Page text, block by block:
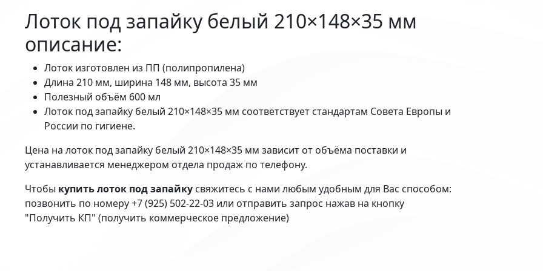
Лоток под запайку белый 210×148×35 мм
описание:
Лоток изготовлен из ПП (полипропилена)
Длина 210 мм, ширина 148 мм, высота 35 мм
Полезный объём 600 мл
Лоток под запайку белый 210×148×35 мм соответствует стандартам Совета Европы и
России по гигиене.
Цена на лоток под запайку белый 210×148×35 мм зависит от объёма поставки и
устанавливается менеджером отдела продаж по телефону.
Чтобы купить лоток под запайкусвяжитесь с нами любым удобным для Вас способом:
позвонить по номеру +7 (925) 502-22-03 или отправить запрос нажав на кнопку
"Получить КП" (получить коммерческое предложение)